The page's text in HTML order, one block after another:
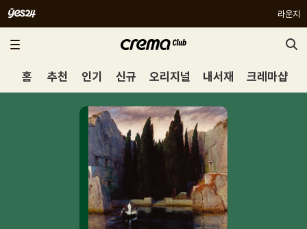
라운지
홈 추천 인기 신규 오리지널 내서재 크레마샵